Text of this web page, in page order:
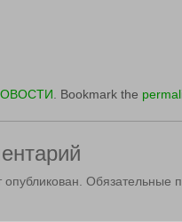
. Bookmark the
Обязательные